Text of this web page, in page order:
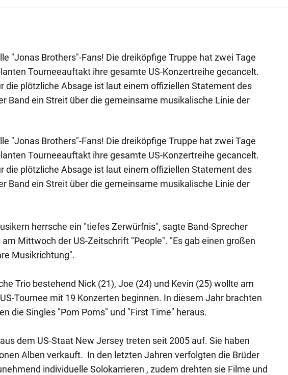
"Jonas Brothers"-Fans! Die dreiköpfige Truppe hat zwei Tage
Tourneeauftakt ihre gesamte US-Konzertreihe gecancelt.
die plötzliche Absage ist laut einem offiziellen Statement des
Band ein Streit über die gemeinsame musikalische Linie der
"Jonas Brothers"-Fans! Die dreiköpfige Truppe hat zwei Tage
Tourneeauftakt ihre gesamte US-Konzertreihe gecancelt.
die plötzliche Absage ist laut einem offiziellen Statement des
Band ein Streit über die gemeinsame musikalische Linie der
herrsche ein "tiefes Zerwürfnis", sagte Band-Sprecher
Mittwoch der US-Zeitschrift "People". "Es gab einen großen
Musikrichtung".
Trio bestehend Nick (21), Joe (24) und Kevin (25) wollte am
Tournee mit 19 Konzerten beginnen. In diesem Jahr brachten
die Singles "Pom Poms" und "First Time" heraus.
dem US-Staat New Jersey treten seit 2005 auf. Sie haben
Alben verkauft. In den letzten Jahren verfolgten die Brüder
individuelle Solokarrieren , zudem drehten sie Filme und